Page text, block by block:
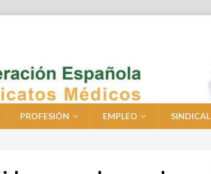
PROFESIÓN EMPLEO SINDICAL